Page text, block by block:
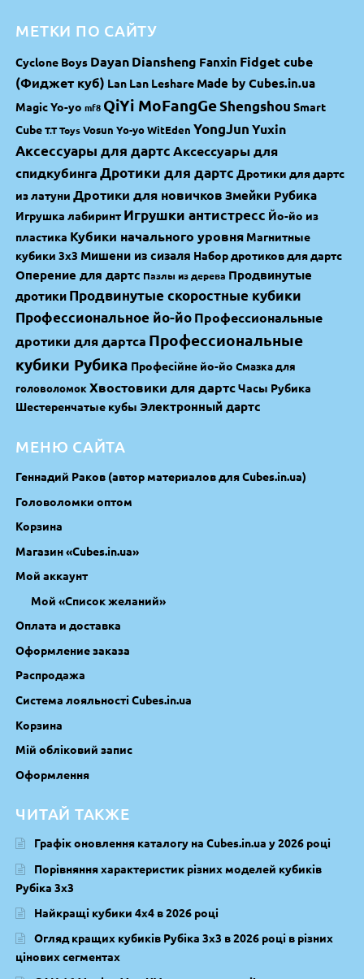
МЕТКИ ПО САЙТУ
Cyclone Boys DayanDiansheng Fanxin Fidget cube
(Фиджет куб) Lan Lan Leshare Made by Cubes.in.ua
Magic Yo-yo mf8 QiYi MoFangGeShengshou Smart
Cube T.T Toys Vosun Yo-yoWitEden YongJun Yuxin
Аксессуары для дартс Аксессуары для
спидкубинга Дротики для дартс Дротики для дартс
из латуни Дротики для новичков Змейки Рубика
Игрушка лабиринт Игрушки антистресс Йо-йо из
пластика Кубики начального уровня Магнитные
кубики 3х3 Мишени из сизаля Набор дротиков для дартс
Оперение для дартс Пазлы из дерева Продвинутые
дротики Продвинутые скоростные кубики
Профессиональное йо-йоПрофессиональные
дротики для дартса Профессиональные
кубики Рубика Професійне йо-йо Смазка для
головоломокХвостовики для дартсЧасы Рубика
Шестеренчатые кубы Электронный дартс
МЕНЮ САЙТА
Геннадий Раков (автор материалов для Cubes.in.ua)
Головоломки оптом
Корзина
Магазин «Cubes.in.ua»
Мой аккаунт
Мой «Список желаний»
Оплата и доставка
Оформление заказа
Распродажа
Система лояльності Cubes.in.ua
Корзина
Мій обліковий запис
Оформлення
ЧИТАЙ ТАКЖЕ
Графік оновлення каталогу на Cubes.in.ua у 2026 році
Порівняння характеристик різних моделей кубиків
Рубіка 3х3
Найкращі кубики 4х4 в 2026 році
Огляд кращих кубиків Рубіка 3х3 в 2026 році в різних
цінових сегментах